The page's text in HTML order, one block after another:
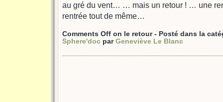
au gré du vent… … mais un retour ! … une
rentrée tout de même…
Comments Off on le retour- Posté dans la
Sphere'doc par Geneviève Le Blanc